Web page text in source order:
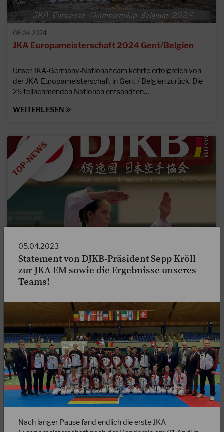
08.04.2024
JKA Europameisterschaft 2024 Gent/Belgien
Unser JKA-Germany-Nationalteam kehrte erfolgreich von
der JKA-Europameisterschaft in Gent / Belgien zurück. Die
25 teilnehmenden Nationen entsandten…
WEITERLESEN
27.03.2024
DJKB-Magazin 01/2024 online!
Liebe Mitglieder, die erste Ausgabe des DJKB-Magazins in
diesem Jahr ist jetzt online und kann hier heruntergeladen
werden.
WEITERLESEN
05.04.2023
Statement von DJKB-Präsident Sepp Kröll
zur JKA EM sowie die Ergebnisse unseres
Teams!
Nach langer Pause fand endlich die erste JKA